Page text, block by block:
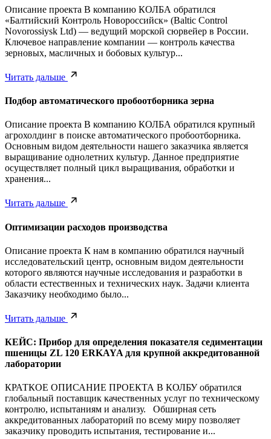
Описание проекта В компанию КОЛБА обратился
«Балтийский Контроль Новороссийск» (Baltic Control
Novorossiysk Ltd) — ведущий морской сюрвейер в России.
Ключевое направление компании — контроль качества
зерновых, масличных и бобовых культур...
Читать дальше
Подбор автоматического пробоотборника зерна
Описание проекта В компанию КОЛБА обратился крупный
агрохолдинг в поиске автоматического пробоотборника.
Основным видом деятельности нашего заказчика является
выращивание однолетних культур. Данное предприятие
осуществляет полный цикл выращивания, обработки и
хранения...
Читать дальше
Оптимизации расходов производства
Описание проекта К нам в компанию обратился научный
исследовательский центр, основным видом деятельности
которого являются научные исследования и разработки в
области естественных и технических наук. Задачи клиента
Заказчику необходимо было...
Читать дальше
КЕЙС: Прибор для определения показателя седиментации
пшеницы ZL 120 ERKAYA для крупной аккредитованной
лаборатории
КРАТКОЕ ОПИСАНИЕ ПРОЕКТА В КОЛБУ обратился
глобальный поставщик качественных услуг по техническому
контролю, испытаниям и анализу. Обширная сеть
аккредитованных лабораторий по всему миру позволяет
заказчику проводить испытания, тестирование и...